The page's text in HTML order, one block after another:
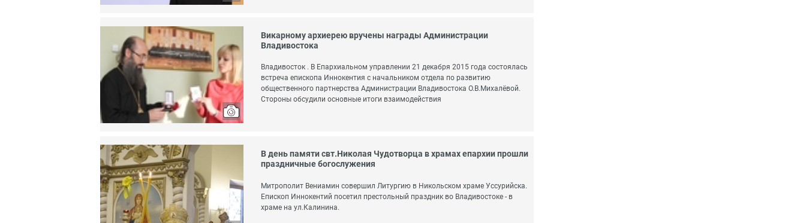
Викарному архиерею вручены награды Администрации
Владивостока
Владивосток . В Епархиальном управлении 21 декабря 2015 года состоялась
встреча епископа Иннокентия с начальником отдела по развитию
общественного партнерства Администрации Владивостока О.В.Михалёвой.
Стороны обсудили основные итоги взаимодействия
В день памяти свт.Николая Чудотворца в храмах епархии прошли
праздничные богослужения
Митрополит Вениамин совершил Литургию в Никольском храме Уссурийска.
Епископ Иннокентий посетил престольный праздник во Владивостоке - в
храме на ул.Калинина.